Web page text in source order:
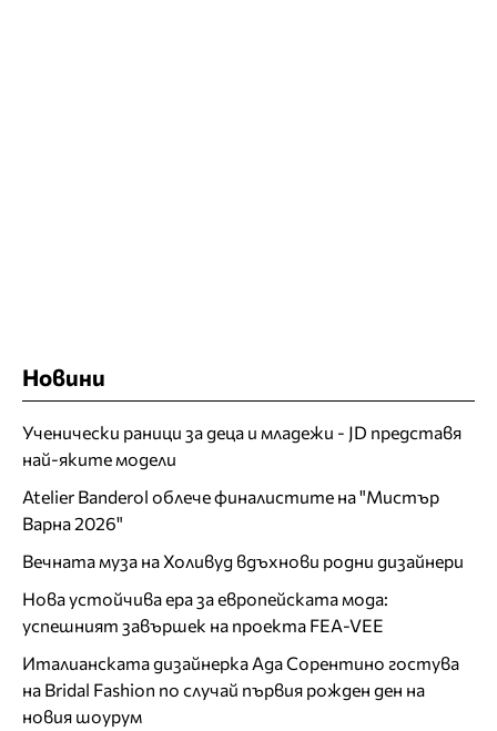
Новини
Ученически раници за деца и младежи - JD представя
най-яките модели
Atelier Banderol облече финалистите на "Мистър
Варна 2026"
Вечната муза на Холивуд вдъхнови родни дизайнери
Нова устойчива ера за европейската мода:
успешният завършек на проекта FEA-VEE
Италианската дизайнерка Ада Сорентино гостува
на Bridal Fashion по случай първия рожден ден на
новия шоурум